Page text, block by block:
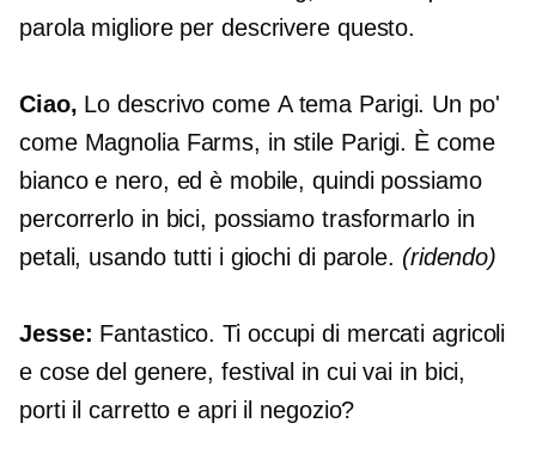
parola migliore per descrivere questo.
Ciao, Lo descrivo come A tema Parigi. Un po'
come Magnolia Farms, in stile Parigi. È come
bianco e nero, ed è mobile, quindi possiamo
percorrerlo in bici, possiamo trasformarlo in
petali, usando tutti i giochi di parole. (ridendo)
Jesse: Fantastico. Ti occupi di mercati agricoli
e cose del genere, festival in cui vai in bici,
porti il ​​carretto e apri il negozio?